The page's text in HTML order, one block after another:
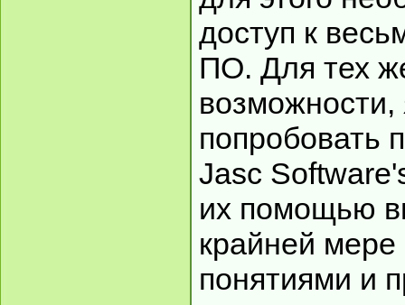
доступ к
ПО. Для тех
попробовать
Jasc
их помощью
крайней
понятиями и